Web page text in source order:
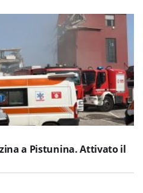
a Pistunina. Attivato il